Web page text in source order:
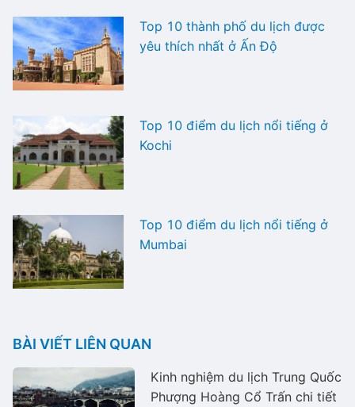
Top 10 thành phố du lịch được
yêu thích nhất ở Ấn Độ
Top 10 điểm du lịch nổi tiếng ở
Kochi
Top 10 điểm du lịch nổi tiếng ở
Mumbai
BÀI VIẾT LIÊN QUAN
Kinh nghiệm du lịch Trung Quốc
Phượng Hoàng Cổ Trấn chi tiết